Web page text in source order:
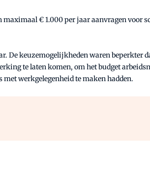
maximaal € 1.000 per jaar aanvragen
De keuzemogelijkheden waren beperkter
te laten komen, om het budget
werkgelegenheid te maken hadden.